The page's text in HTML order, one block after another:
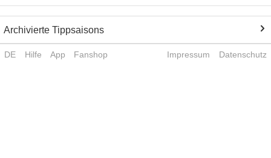
Archivierte Tippsaisons
DE Hilfe App Fanshop Impressum Datenschutz